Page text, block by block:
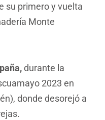
su primero y vuelta
Monte
durante la
2023 en
donde desorejó a